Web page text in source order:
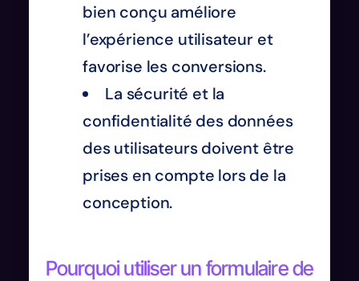
bien conçu améliore
l’expérience utilisateur et
favorise les conversions.
La sécurité et la
confidentialité des données
des utilisateurs doivent être
prises en compte lors de la
conception.
Pourquoi utiliser un formulaire de